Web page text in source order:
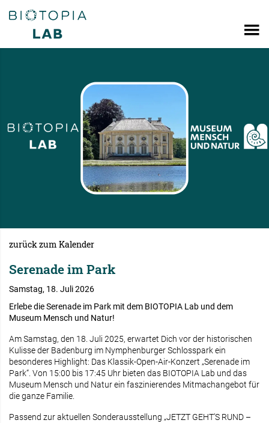
zurück zum Kalender
Serenade im Park
Samstag, 18. Juli 2026
Erlebe die Serenade im Park mit dem BIOTOPIA Lab und dem
Museum Mensch und Natur!
Am Samstag, den 18. Juli 2025, erwartet Dich vor der historischen
Kulisse der Badenburg im Nymphenburger Schlosspark ein
besonderes Highlight: Das Klassik-Open-Air-Konzert „Serenade im
Park“. Von 15:00 bis 17:45 Uhr bieten das BIOTOPIA Lab und das
Museum Mensch und Natur ein faszinierendes Mitmachangebot für
die ganze Familie.
Passend zur aktuellen Sonderausstellung „JETZT GEHT’S RUND –